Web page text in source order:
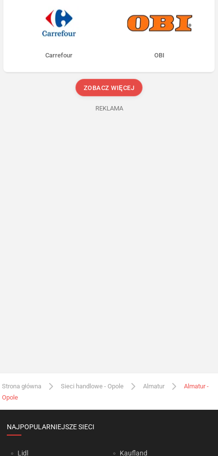
Carrefour OBI
ZOBACZ WIĘCEJ
REKLAMA
Strona główna Sieci handlowe - Opole Almatur
Almatur -
Opole
NAJPOPULARNIEJSZE SIECI
Lidl Kaufland